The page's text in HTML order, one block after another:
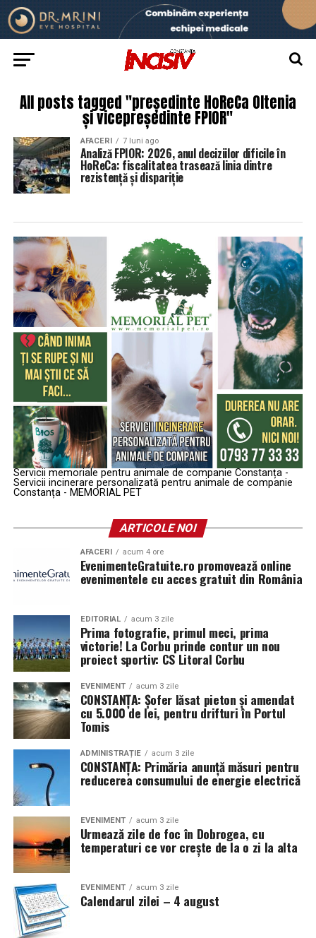
All posts tagged "președinte HoReCa Oltenia
și vicepreședinte FPIOR"
AFACERI 7 luni ago
Analiză FPIOR: 2026, anul deciziilor dificile în
HoReCa: fiscalitatea trasează linia dintre
rezistență și dispariție
Servicii memoriale pentru animale de companie Constanța -
Servicii incinerare personalizată pentru animale de companie
Constanța - MEMORIAL PET
ARTICOLE NOI
AFACERI acum 4 ore
EvenimenteGratuite.ro promovează online
evenimentele cu acces gratuit din România
EDITORIAL acum 3 zile
Prima fotografie, primul meci, prima
victorie! La Corbu prinde contur un nou
proiect sportiv: CS Litoral Corbu
EVENIMENT acum 3 zile
CONSTANȚA: Șofer lăsat pieton și amendat
cu 5.000 de lei, pentru drifturi în Portul
Tomis
ADMINISTRAȚIE acum 3 zile
CONSTANȚA: Primăria anunță măsuri pentru
reducerea consumului de energie electrică
EVENIMENT acum 3 zile
Urmează zile de foc în Dobrogea, cu
temperaturi ce vor crește de la o zi la alta
EVENIMENT acum 3 zile
Calendarul zilei – 4 august